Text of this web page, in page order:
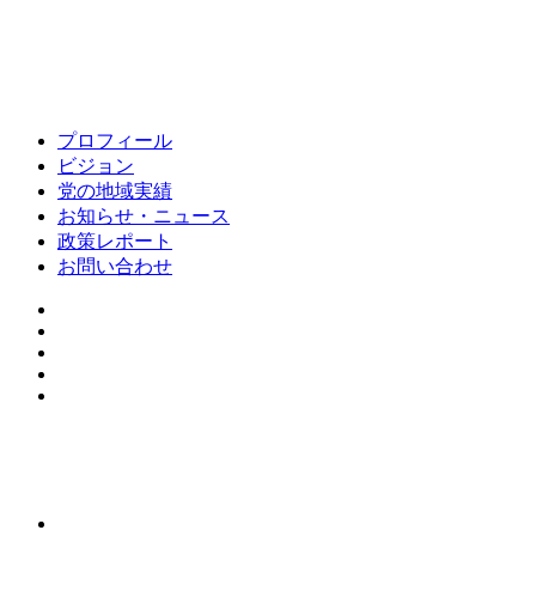
プロフィール
ビジョン
党の地域実績
お知らせ・ニュース
政策レポート
お問い合わせ